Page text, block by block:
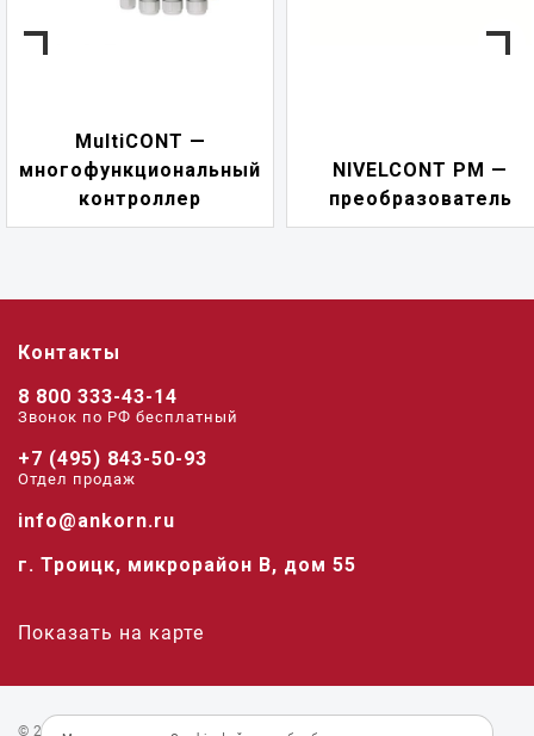
MultiCONT —
многофункциональный
контроллер
NIVELCONT PM —
преобразователь
Контакты
8 800 333-43-14
Звонок по РФ беcплатный
+7 (495) 843-50-93
Отдел продаж
info@ankorn.ru
г. Троицк, микрорайон В, дом 55
Показать на карте
© 2026 «Анкорн».